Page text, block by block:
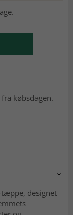
købsdagen.
designet